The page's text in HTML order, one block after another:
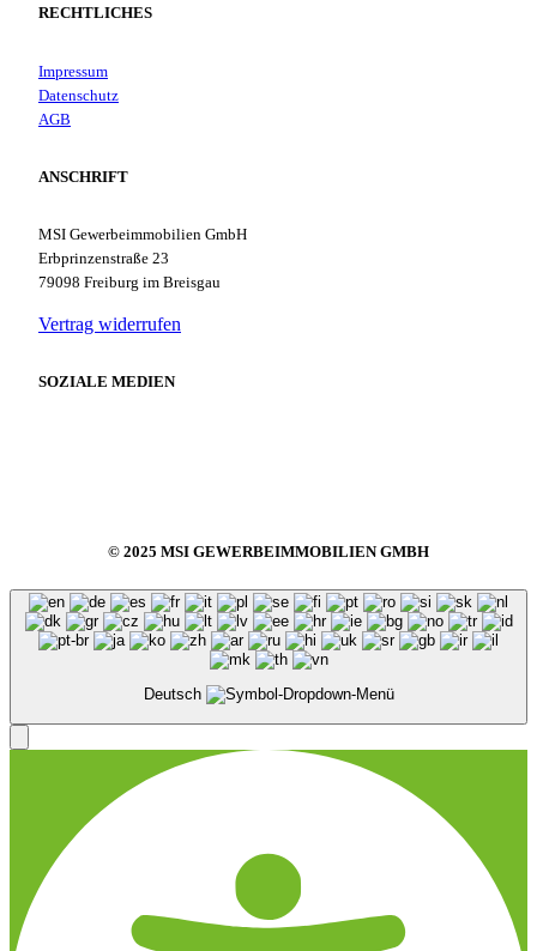
RECHTLICHES
Impressum
Datenschutz
AGB
ANSCHRIFT
MSI Gewerbeimmobilien GmbH
Erbprinzenstraße 23
79098 Freiburg im Breisgau
Vertrag widerrufen
SOZIALE MEDIEN
© 2025 MSI GEWERBEIMMOBILIEN GMBH
Deutsch